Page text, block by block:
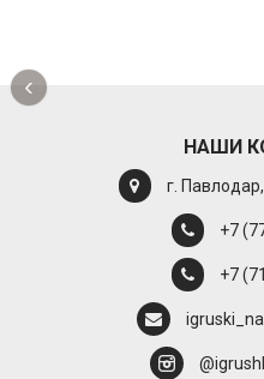
‹
НАШИ
г.
+7
+7